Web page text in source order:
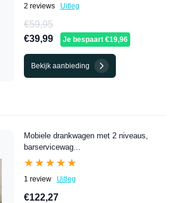
2 reviews Uitleg
€59,95
€39,99
Je bespaart €19,96
Bekijk aanbieding
Mobiele drankwagen met 2 niveaus,
barservicewag...
★★★★★
★★★★★
1 review Uitleg
€122,27